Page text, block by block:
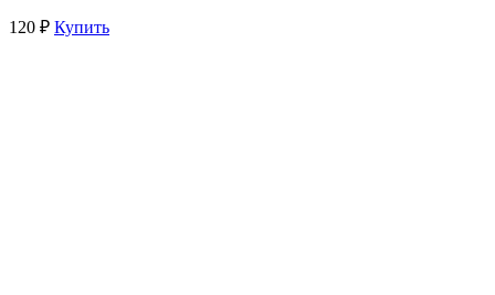
120 ₽ Купить